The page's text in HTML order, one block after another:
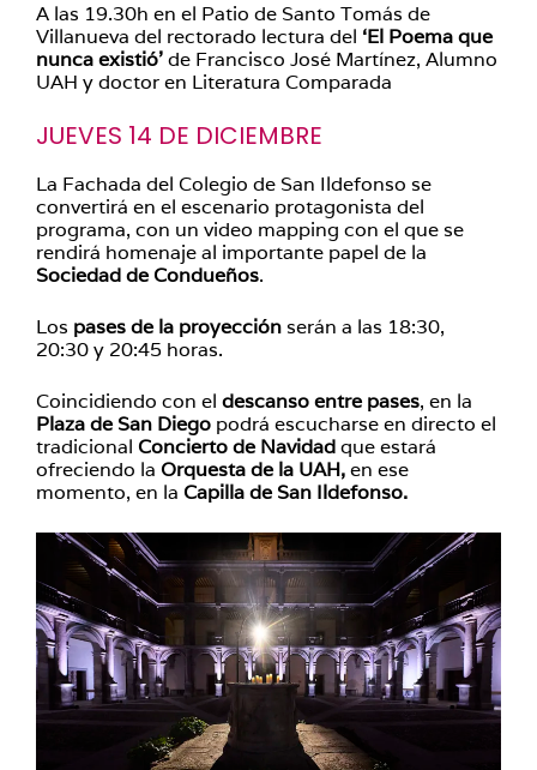
A las 19.30h en el Patio de Santo Tomás de
Villanueva del rectorado lectura del ‘El Poema que
nunca existió’de Francisco José Martínez, Alumno
UAH y doctor en Literatura Comparada
JUEVES 14 DE DICIEMBRE
La Fachada del Colegio de San Ildefonso se
convertirá en el escenario protagonista del
programa, con un video mapping con el que se
rendirá homenaje al importante papel de la
Sociedad de Condueños.
Los pases de la proyecciónserán a las 18:30,
20:30 y 20:45 horas.
Coincidiendo con el descanso entre pases, en la
Plaza de San Diego podrá escucharse en directo el
tradicional Concierto de Navidadque estará
ofreciendo la Orquesta de la UAH,en ese
momento, en la Capilla de San Ildefonso.